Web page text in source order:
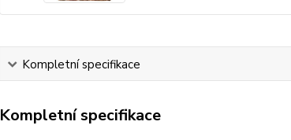
Kompletní specifikace
Kompletní specifikace